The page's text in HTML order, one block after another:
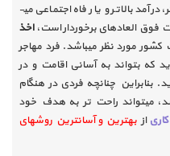
بالاتر و یا رفاه اجتماعی می­
فوق­ العاده­ای برخوردار است، اخذ
مورد نظر می­باشد. فرد مهاجر
که بتواند به آسانی اقامت و در
چنانچه فردی در هنگام
می­تواند راحت­ تر به هدف خود
از بهترین و آسانترین روش­های